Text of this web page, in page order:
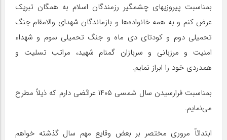
بمناسبت پیروزیهای چشمگیر رزمندگان اسلام به همگان تبریک
عرض کنم و به همه خانواده‌ها و بازماندگان شهدای والامقام جنگ
تحمیلی دوم و کودتای دی‌ ماه و جنگ تحمیلی سوم و شهداء
امنیت و مرزبانی و سربازان گمنام شهید، مراتب تسلیت و
همدردی خود را ابراز نمایم.
بمناسبت فرارسیدن سال شمسی ۱۴۰۵ عرائضی دارم که ذیلاً مطرح
می‌نمایم.
ابتدائاً مروری مختصر بر بعض وقایع مهم سال گذشته خواهم